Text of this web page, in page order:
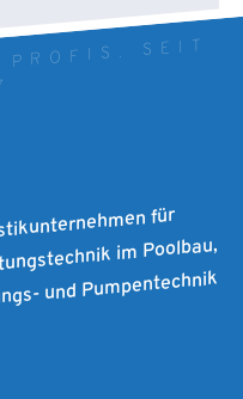
SEIT
für
im Poolbau,
und Pumpentechnik